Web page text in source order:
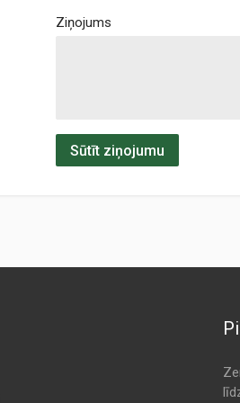
Ziņojums
Sūtīt ziņojumu